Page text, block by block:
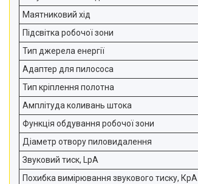
Маятниковий хід
Підсвітка робочої зони
Тип джерела енергії
Адаптер для пилососа
Тип кріплення полотна
Амплітуда коливань штока
Функція обдування робочої зони
Діаметр отвору пиловидалення
Звуковий тиск, LpA
Похибка вимірювання звукового тиску, КpA